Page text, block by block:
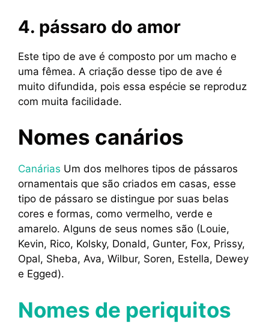
4. pássaro do amor
Este tipo de ave é composto por um macho e
uma fêmea. A criação desse tipo de ave é
muito difundida, pois essa espécie se reproduz
com muita facilidade.
Nomes canários
Canárias Um dos melhores tipos de pássaros
ornamentais que são criados em casas, esse
tipo de pássaro se distingue por suas belas
cores e formas, como vermelho, verde e
amarelo. Alguns de seus nomes são (Louie,
Kevin, Rico, Kolsky, Donald, Gunter, Fox, Prissy,
Opal, Sheba, Ava, Wilbur, Soren, Estella, Dewey
e Egged).
Nomes de periquitos